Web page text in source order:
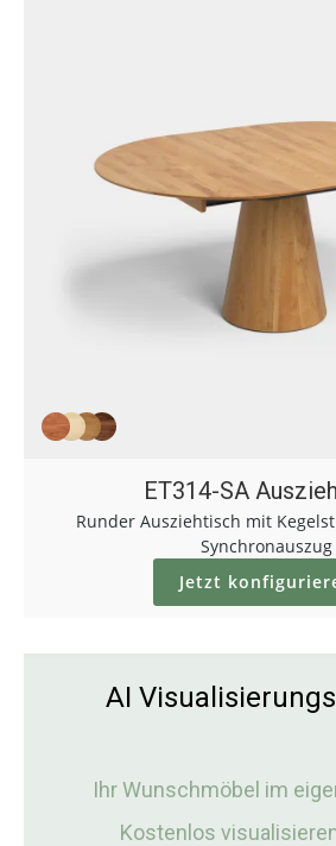
ET314-SA
Runder Ausziehtisch mit
Synchronauszug
Jetzt
AI
Ihr Wunschmöbel im
Kostenlos